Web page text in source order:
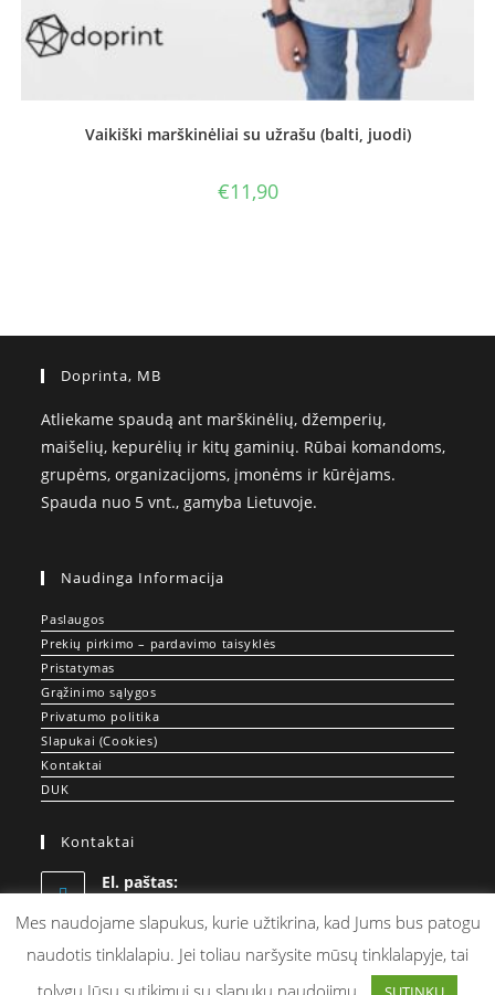
Vaikiški marškinėliai su užrašu (balti, juodi)
€11,90
Doprinta, MB
Atliekame spaudą ant marškinėlių, džemperių,
maišelių, kepurėlių ir kitų gaminių. Rūbai komandoms,
grupėms, organizacijoms, įmonėms ir kūrėjams.
Spauda nuo 5 vnt., gamyba Lietuvoje.
Naudinga Informacija
Paslaugos
Prekių pirkimo – pardavimo taisyklės
Pristatymas
Grąžinimo sąlygos
Privatumo politika
Slapukai (Cookies)
Kontaktai
DUK
Kontaktai
El. paštas:
in
application
Mes naudojame slapukus, kurie užtikrina, kad Jums bus patogu
naudotis tinklalapiu. Jei toliau naršysite mūsų tinklalapyje, tai
tolygu Jūsų sutikimui su slapukų naudojimu.